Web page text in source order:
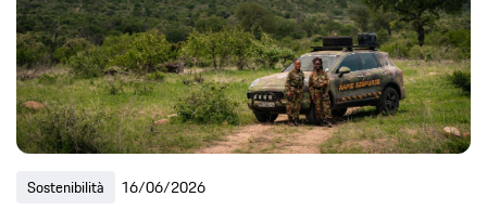
Sostenibilità 16/06/2026